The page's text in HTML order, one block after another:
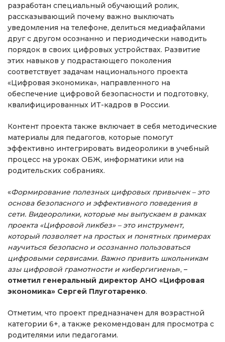
разработан специальный обучающий ролик,
рассказывающий почему важно выключать
уведомления на телефоне, делиться медиафайлами
друг с другом осознанно и периодически наводить
порядок в своих цифровых устройствах. Развитие
этих навыков у подрастающего поколения
соответствует задачам национального проекта
«Цифровая экономика», направленного на
обеспечение цифровой безопасности и подготовку,
квалифицированных ИТ-кадров в России.
Контент проекта также включает в себя методические
материалы для педагогов, которые помогут
эффективно интегрировать видеоролики в учебный
процесс на уроках ОБЖ, информатики или на
родительских собраниях.
«Формирование полезных цифровых привычек – это
основа безопасного и эффективного поведения в
сети. Видеоролики, которые мы выпускаем в рамках
проекта «Цифровой ликбез» – это инструмент,
который позволяет на простых и понятных примерах
научиться безопасно и осознанно пользоваться
цифровыми сервисами. Важно привить школьникам
азы цифровой грамотности и кибергигиены», –
отметил генеральный директор АНО «Цифровая
экономика» Сергей Плуготаренко.
Отметим, что проект предназначен для возрастной
категории 6+, а также рекомендован для просмотра с
родителями или педагогами.